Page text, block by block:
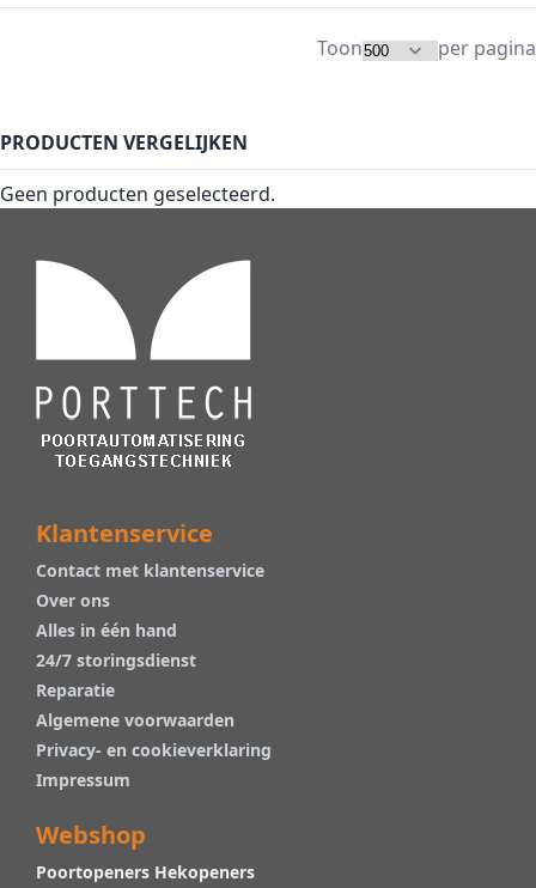
Toon per pagina
PRODUCTEN VERGELIJKEN
Geen producten geselecteerd.
Klantenservice
Contact met klantenservice
Over ons
Alles in één hand
24/7 storingsdienst
Reparatie
Algemene voorwaarden
Privacy- en cookieverklaring
Impressum
Webshop
Poortopeners Hekopeners